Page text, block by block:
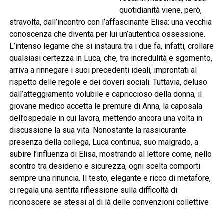
quotidianità viene, però,
stravolta, dall’incontro con l’affascinante Elisa: una vecchia
conoscenza che diventa per lui un’autentica ossessione.
L’intenso legame che si instaura tra i due fa, infatti, crollare
qualsiasi certezza in Luca, che, tra incredulità e sgomento,
arriva a rinnegare i suoi precedenti ideali, improntati al
rispetto delle regole e dei doveri sociali. Tuttavia, deluso
dall’atteggiamento volubile e capriccioso della donna, il
giovane medico accetta le premure di Anna, la caposala
dell’ospedale in cui lavora, mettendo ancora una volta in
discussione la sua vita. Nonostante la rassicurante
presenza della collega, Luca continua, suo malgrado, a
subire l’influenza di Elisa, mostrando al lettore come, nello
scontro tra desiderio e sicurezza, ogni scelta comporti
sempre una rinuncia. Il testo, elegante e ricco di metafore,
ci regala una sentita riflessione sulla difficoltà di
riconoscere se stessi al di là delle convenzioni collettive